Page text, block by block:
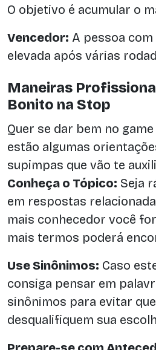
O objetivo é acumular o
Vencedor: A pessoa
elevada após várias
Maneiras
Bonito na Stop
Quer se dar bem no
estão algumas
supimpas que vão te
Conheça o Tópico: Seja
em respostas
mais conhecedor você
mais termos poderá
Use Sinônimos: Caso
consiga pensar em
sinônimos para evitar
desqualifiquem sua